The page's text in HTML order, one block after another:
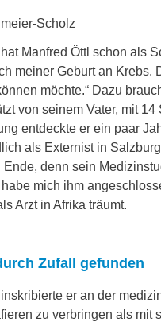
Scholz
Manfred Öttl schon als
meiner Geburt an Krebs.
möchte.“ Dazu
von seinem Vater, mit
entdeckte er ein paar
als Externist in
Ende, denn sein
mich ihm
Arzt in Afrika träumt.
Zufall gefunden
inskribierte er an der
zu verbringen als mit